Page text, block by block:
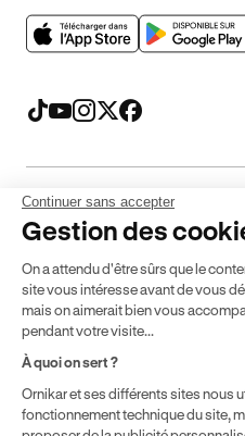
Mentions légales CGV CGU
* Détail des conditions de
localisation géographique et du
achetez comme détaillé dans
Vente.
Continuer sans accepter
Gestion des
On a attendu d'être sûrs que le
site vous intéresse avant de vous
mais on aimerait bien vous
pendant votre visite...
À quoi on sert ?
Ornikar et ses différents sites nous
fonctionnement technique du site,